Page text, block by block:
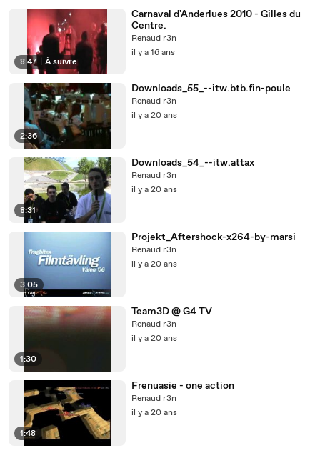
8:47 À suivre
Carnaval d'Anderlues 2010 - Gilles du
Centre.
Renaud r3n
il y a 16 ans
2:36
Downloads_55_--itw.btb.fin-poule
Renaud r3n
il y a 20 ans
8:31
Downloads_54_--itw.attax
Renaud r3n
il y a 20 ans
3:05
Projekt_Aftershock-x264-by-marsi
Renaud r3n
il y a 20 ans
1:30
Team3D @ G4 TV
Renaud r3n
il y a 20 ans
1:48
Frenuasie - one action
Renaud r3n
il y a 20 ans